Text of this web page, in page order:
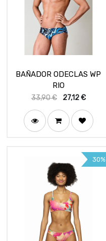
BAÑADOR ODECLAS WP
RIO
33,90€ 27,12€
30%